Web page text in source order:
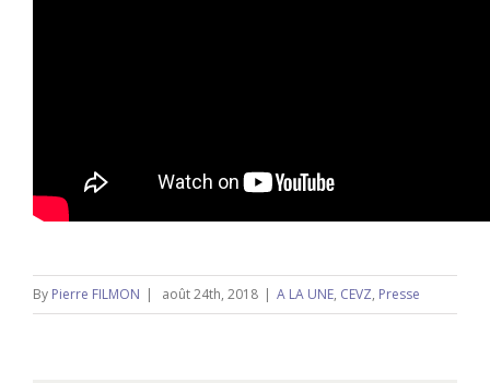
By Pierre FILMON | août 24th, 2018 | A LA UNE, CEVZ, Presse